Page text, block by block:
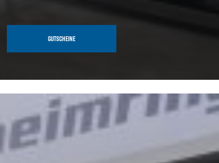
GUTSCHEINE